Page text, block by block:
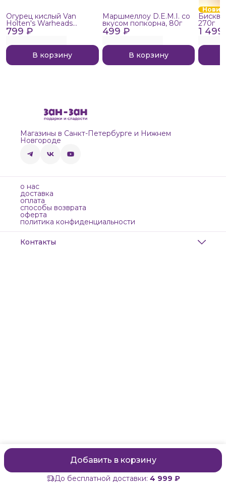
Добавить в корзину
До бесплатной доставки: 4 999 ₽
799 ₽
Огурец кислый Van
Holten's Warheads
Extreme Sour, 140г
В корзину
499 ₽
Маршмеллоу D.E.M.I. со
вкусом попкорна, 80г
В корзину
1
270г
Магазины в Санкт-Петербурге и Нижнем
Новгороде
о нас
доставка
оплата
способы возврата
оферта
политика конфиденциальности
Контакты